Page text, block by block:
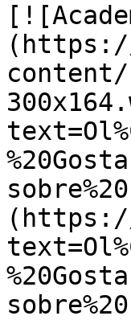
(https://
content/
(https://